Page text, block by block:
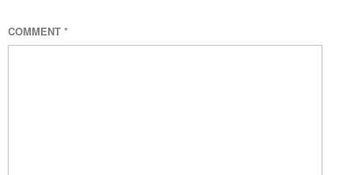
COMMENT *